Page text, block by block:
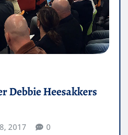
Debbie Heesakkers
2017 0